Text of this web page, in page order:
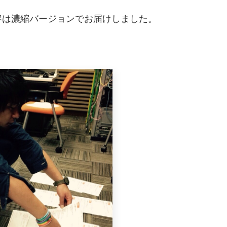
濃縮バージョンでお届けしました。